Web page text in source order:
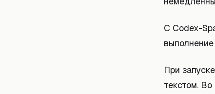
С Codex-
При
текстом.